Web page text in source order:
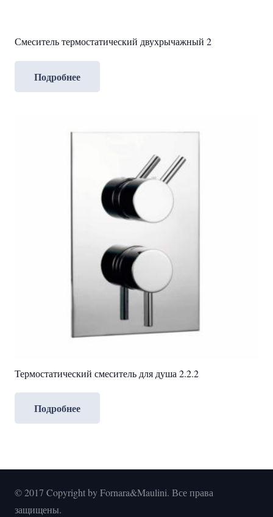
Смеситель термостатический двухрычажный 2
Подробнее
Термостатический смеситель для душа 2.2.2
Подробнее
© 2017 Copyright by Fornara&Maulini. Все права
защищены.